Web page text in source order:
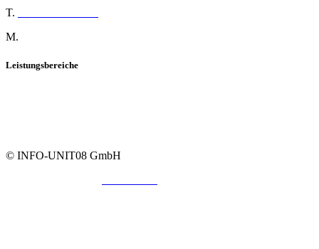
T.
M.
Leistungsbereiche
© INFO-UNIT08 GmbH